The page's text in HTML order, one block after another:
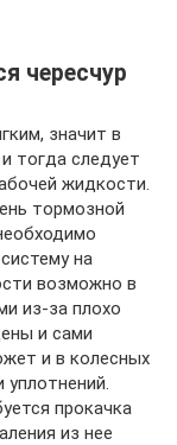
чересчур
значит в
тогда следует
жидкости.
тормозной
на
возможно в
из-за плохо
и сами
и в колесных
прокачка
из нее